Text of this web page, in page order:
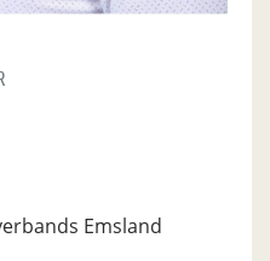
Emsland